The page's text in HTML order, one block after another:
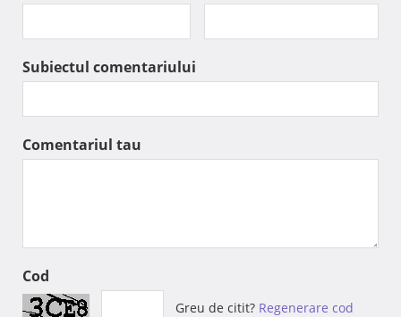
Subiectul comentariului
Comentariul tau
Cod
Greu de citit? Regenerare cod